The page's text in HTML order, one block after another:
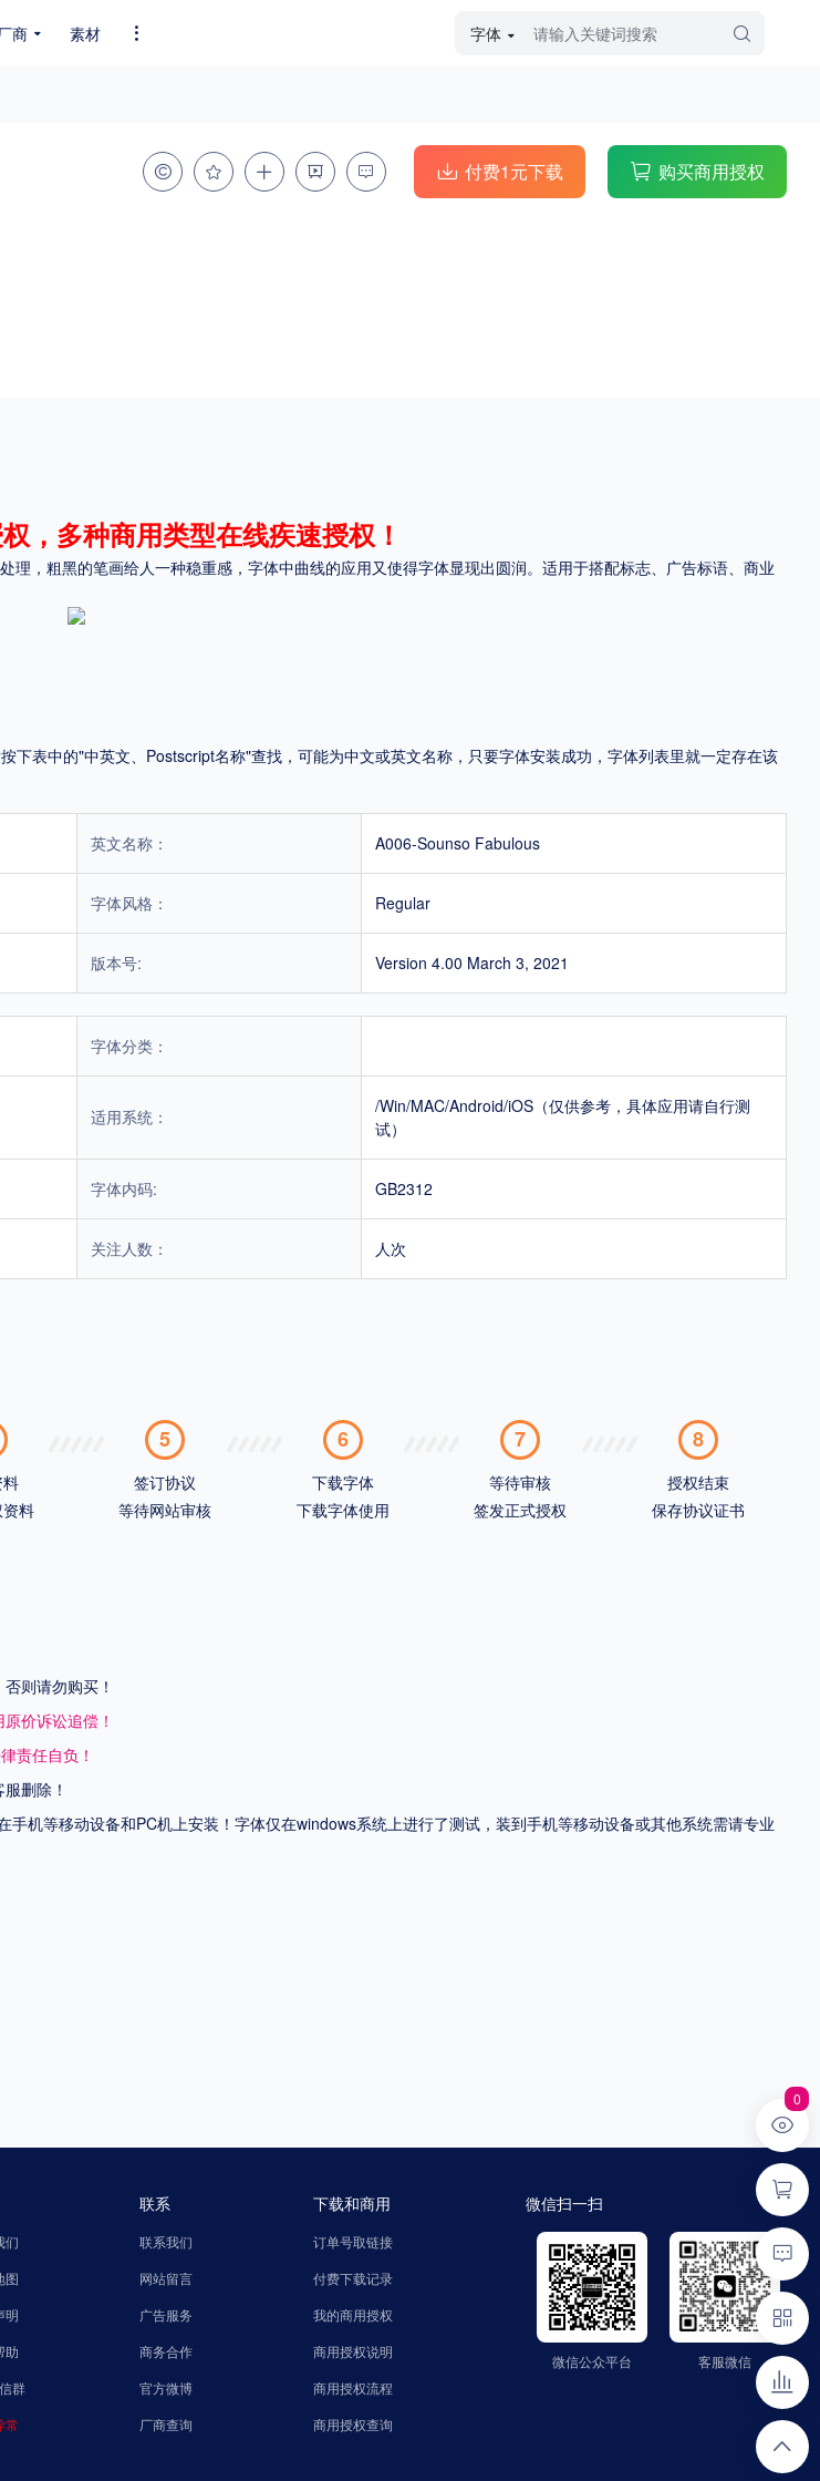
BIG5 SHIFT-JIS 硬笔手写 毛笔飞白 粉笔勾绘 个性书体
地区
商 素材 字体
付费1元下载 购买商用授权
，多种商用类型在线疾速授权！
，粗黑的笔画给人一种稳重感，字体中曲线的应用又使得字体显现出圆润。适用于搭配标志、广告标语、商业
表中的"中英文、Postscript名称"查找，可能为中文或英文名称，只要字体安装成功，字体列表里就一定存在该
英文名称： A006-Sounso Fabulous
字体风格： Regular
版本号: Version 4.00 March 3, 2021
字体分类：
适用系统：
/Win/MAC/Android/iOS（仅供参考，具体应用请自行测
试）
字体内码: GB2312
关注人数： 人次
料
料
5
签订协议
等待网站审核
6
下载字体
下载字体使用
7
等待审核
签发正式授权
8
授权结束
保存协议证书
则请勿购买！
价诉讼追偿！
责任自负！
删除！
机等移动设备和PC机上安装！字体仅在windows系统上进行了测试，装到手机等移动设备或其他系统需请专业
们
图
明
助
群
常
联系
联系我们
网站留言
广告服务
商务合作
官方微博
厂商查询
下载和商用
订单号取链接
付费下载记录
我的商用授权
商用授权说明
商用授权流程
商用授权查询
微信扫一扫
微信公众平台 客服微信
0
微信公众平台
公众号：zhaozinet
客服微信
微信号：FindText